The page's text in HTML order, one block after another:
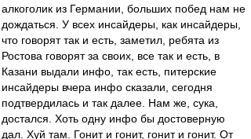
алкоголик из Германии, больших побед нам не
дождаться. У всех инсайдеры, как инсайдеры,
что говорят так и есть, заметил, ребята из
Ростова говорят за своих, все так и есть, в
Казани выдали инфо, так есть, питерские
инсайдеры вчера инфо сказали, сегодня
подтвердилась и так далее. Нам же, сука,
достался. Хоть одну инфо бы достоверную
дал. Хуй там. Гонит и гонит, гонит и гонит. От